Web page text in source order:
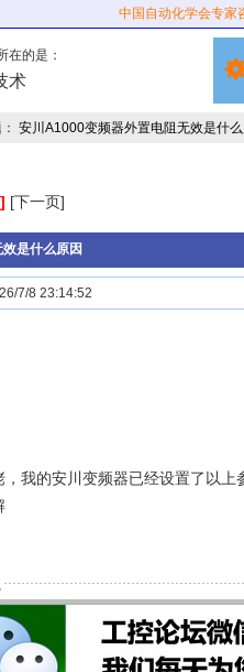
中国自动化学会专家
在的是：
术
安川A1000变频器外置电阻无效是什
[下一页]
是什么原因
7/8 23:14:52
，我的安川变频器已经设置了以